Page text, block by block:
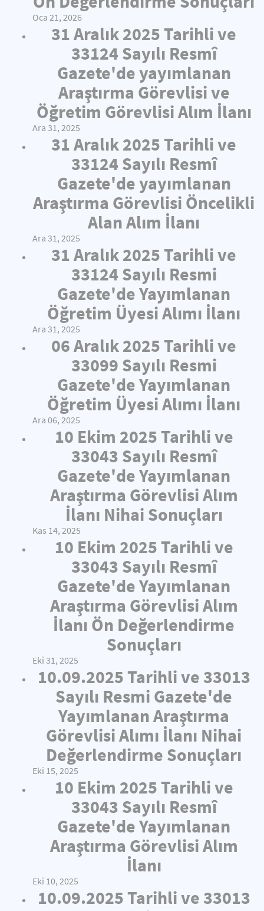
Oca 21, 2026
31 Aralık 2025 Tarihli ve
33124 Sayılı Resmî
Gazete'de yayımlanan
Araştırma Görevlisi ve
Öğretim Görevlisi Alım İlanı
Ara 31, 2025
31 Aralık 2025 Tarihli ve
33124 Sayılı Resmî
Gazete'de yayımlanan
Araştırma Görevlisi Öncelikli
Alan Alım İlanı
Ara 31, 2025
31 Aralık 2025 Tarihli ve
33124 Sayılı Resmi
Gazete'de Yayımlanan
Öğretim Üyesi Alımı İlanı
Ara 31, 2025
06 Aralık 2025 Tarihli ve
33099 Sayılı Resmi
Gazete'de Yayımlanan
Öğretim Üyesi Alımı İlanı
Ara 06, 2025
10 Ekim 2025 Tarihli ve
33043 Sayılı Resmî
Gazete'de Yayımlanan
Araştırma Görevlisi Alım
İlanı Nihai Sonuçları
Kas 14, 2025
10 Ekim 2025 Tarihli ve
33043 Sayılı Resmî
Gazete'de Yayımlanan
Araştırma Görevlisi Alım
İlanı Ön Değerlendirme
Sonuçları
Eki 31, 2025
10.09.2025 Tarihli ve 33013
Sayılı Resmi Gazete'de
Yayımlanan Araştırma
Görevlisi Alımı İlanı Nihai
Değerlendirme Sonuçları
Eki 15, 2025
10 Ekim 2025 Tarihli ve
33043 Sayılı Resmî
Gazete'de Yayımlanan
Araştırma Görevlisi Alım
İlanı
Eki 10, 2025
10.09.2025 Tarihli ve 33013